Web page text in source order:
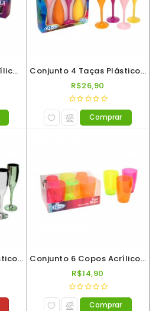
Conjunto 4 Copos Acrílico De Shot Roder 50ml Incolor
Conjunto 4 Taças Plástico Espumante Roder 180ml Colorido
R$26,90
Comprar
Conjunto 4 Taças Plástico Espumante Roder 180ml Metalizado
Conjunto 6 Copos Acrílico Multiuso Roder 300ml Fest Neon
R$14,90
Comprar